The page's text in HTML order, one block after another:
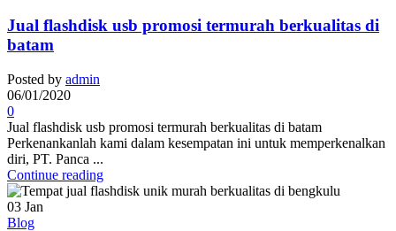
Jual flashdisk usb promosi termurah berkualitas di
batam
Posted by admin
06/01/2020
0
Jual flashdisk usb promosi termurah berkualitas di batam
Perkenankanlah kami dalam kesempatan ini untuk memperkenalkan
diri, PT. Panca ...
Continue reading
03 Jan
Blog